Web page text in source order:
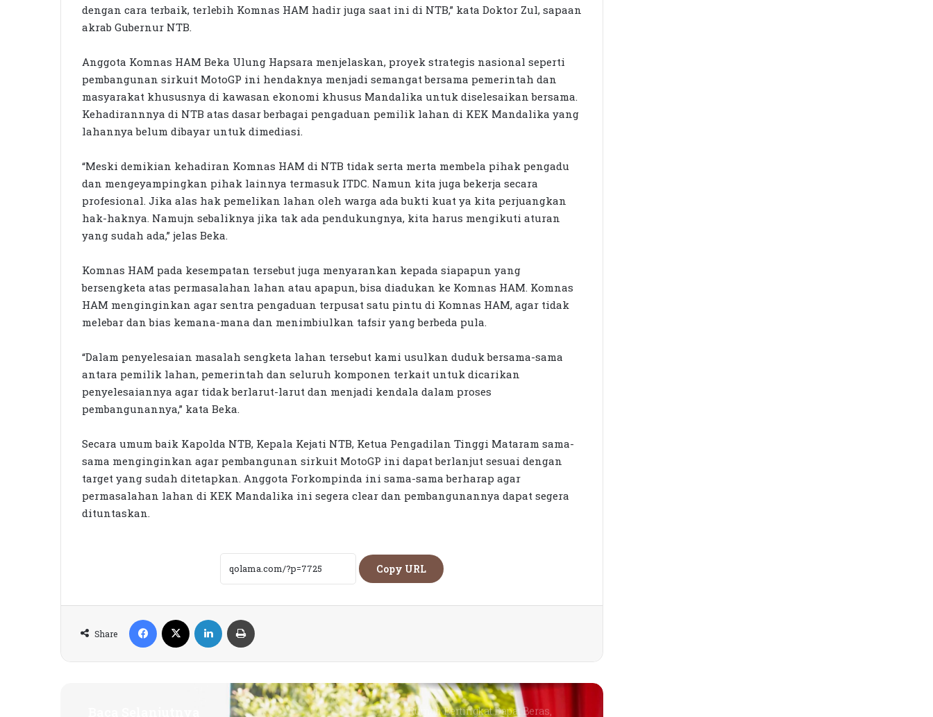
dengan cara terbaik, terlebih Komnas HAM hadir juga saat ini di NTB,” kata Doktor Zul, sapaan
akrab Gubernur NTB.
Anggota Komnas HAM Beka Ulung Hapsara menjelaskan, proyek strategis nasional seperti
pembangunan sirkuit MotoGP ini hendaknya menjadi semangat bersama pemerintah dan
masyarakat khususnya di kawasan ekonomi khusus Mandalika untuk diselesaikan bersama.
Kehadirannnya di NTB atas dasar berbagai pengaduan pemilik lahan di KEK Mandalika yang
lahannya belum dibayar untuk dimediasi.
“Meski demikian kehadiran Komnas HAM di NTB tidak serta merta membela pihak pengadu
dan mengeyampingkan pihak lainnya termasuk ITDC. Namun kita juga bekerja secara
profesional. Jika alas hak pemelikan lahan oleh warga ada bukti kuat ya kita perjuangkan
hak-haknya. Namujn sebaliknya jika tak ada pendukungnya, kita harus mengikuti aturan
yang sudah ada,” jelas Beka.
Komnas HAM pada kesempatan tersebut juga menyarankan kepada siapapun yang
bersengketa atas permasalahan lahan atau apapun, bisa diadukan ke Komnas HAM. Komnas
HAM menginginkan agar sentra pengaduan terpusat satu pintu di Komnas HAM, agar tidak
melebar dan bias kemana-mana dan menimbiulkan tafsir yang berbeda pula.
“Dalam penyelesaian masalah sengketa lahan tersebut kami usulkan duduk bersama-sama
antara pemilik lahan, pemerintah dan seluruh komponen terkait untuk dicarikan
penyelesaiannya agar tidak berlarut-larut dan menjadi kendala dalam proses
pembangunannya,” kata Beka.
Secara umum baik Kapolda NTB, Kepala Kejati NTB, Ketua Pengadilan Tinggi Mataram sama-
sama menginginkan agar pembangunan sirkuit MotoGP ini dapat berlanjut sesuai dengan
target yang sudah ditetapkan. Anggota Forkompinda ini sama-sama berharap agar
permasalahan lahan di KEK Mandalika ini segera clear dan pembangunannya dapat segera
dituntaskan.
Copy URL
Share
Dorong Koperasi Sebagai Penggerak
Petani Berharap Harga Tembakau
Tahun Ini Bisa Lebih
Menguntungkan
Dirut Baru Sesumbar, Bisa Benahi
Pasar Murah
Rumah Bertingkat Dapat Beras,